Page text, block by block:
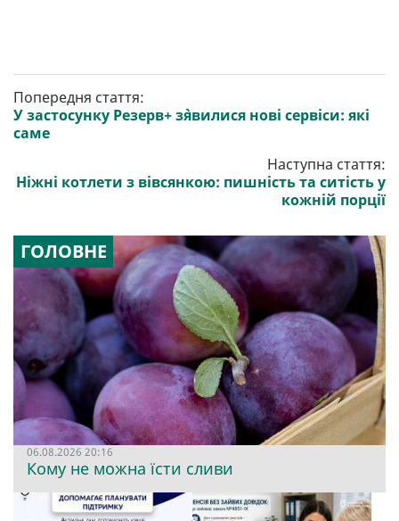
Попередня стаття:
У застосунку Резерв+ з`явилися нові сервіси: які
саме
Наступна стаття:
Ніжні котлети з вівсянкою: пишність та ситість у
кожній порції
ГОЛОВНЕ
06.08.2026 20:16
Кому не можна їсти сливи